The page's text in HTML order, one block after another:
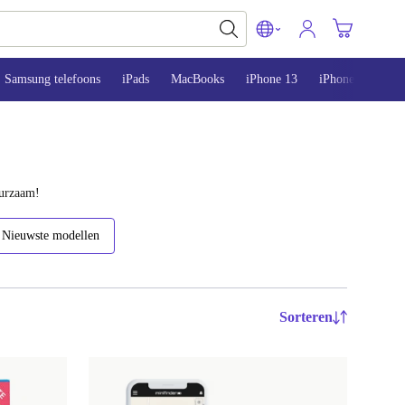
Samsung telefoons iPads MacBooks iPhone 13 iPhone 14
Nieuwste modellen
Sorteren